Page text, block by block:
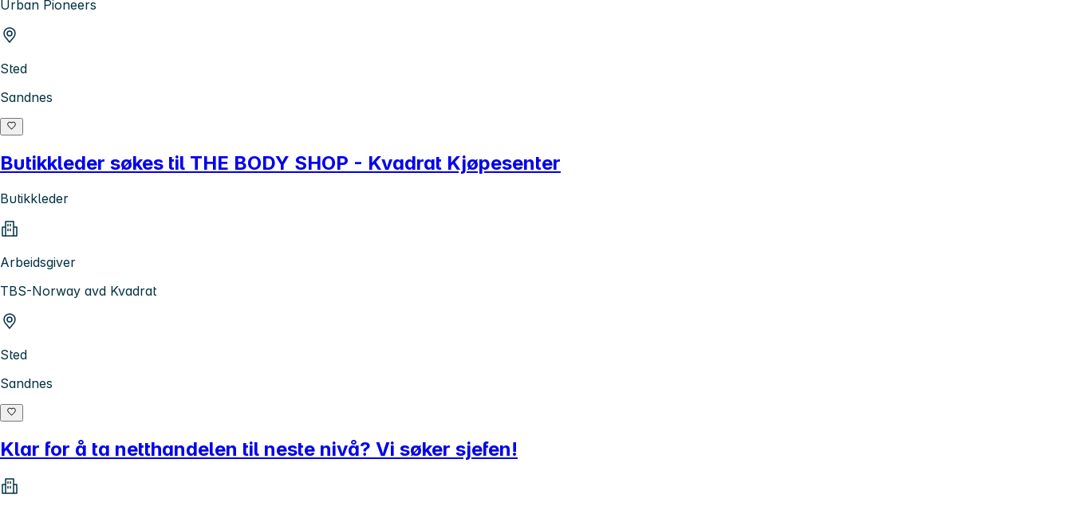
Urban Pioneers
Sted
Sandnes
Butikkleder søkes til THE BODY SHOP - Kvadrat Kjøpesenter
Butikkleder
Arbeidsgiver
TBS-Norway avd Kvadrat
Sted
Sandnes
Klar for å ta netthandelen til neste nivå? Vi søker sjefen!